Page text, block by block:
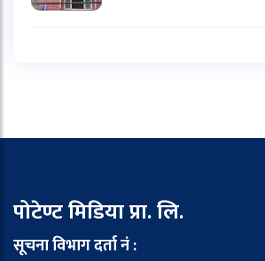
पोटेण्ट मिडिया प्रा. लि.
सूचना विभाग दर्ता नं :